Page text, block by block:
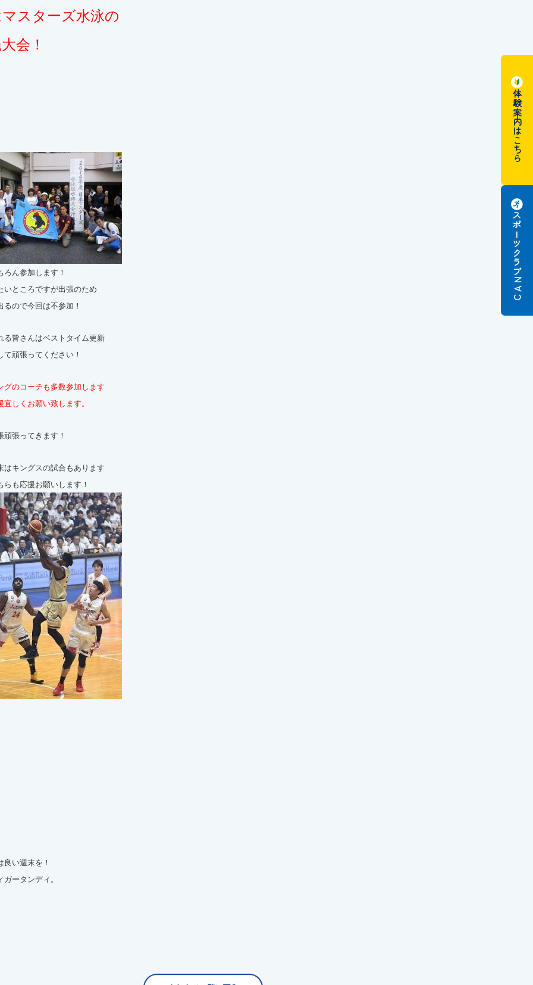
スターズ水泳の
会！
ろん参加します！
いところですが出張のため
るので今回は不参加！
る皆さんはベストタイム更新
て頑張ってください！
グのコーチも多数参加します
宜しくお願い致します。
頑張ってきます！
はキングスの試合もあります
らも応援お願いします！
良い週末を！
ガータンディ。
体験案内はこちら
スポーツクラブ
N
A
C